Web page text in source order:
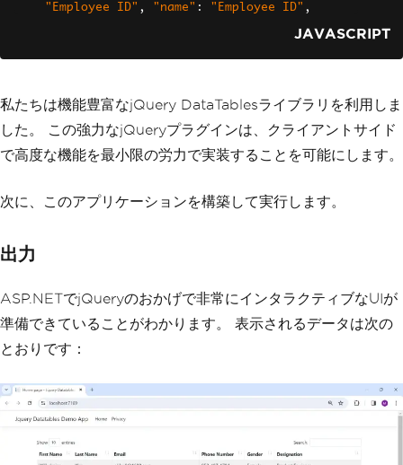
"Employee ID" , "name" : "Employee ID" ,
"ti
tle": "First Name", "name":
"First Nam
le": "Last Name", "name" : "Last Name",
"autoWidth": true
},
e": "Email" , "name": "Email" ,
"autoWid
"data" : "phoneNumber"
"title"
"Phone Number" , "name" :
"Phon
{
"data": "designation" ,
"name"
nation", "autoWidth" : true
}
});
JAVASCRIPT
私たちは機能豊富なjQuery DataTablesライブラリを利用しま
した。 この強力なjQueryプラグインは、クライアントサイド
で高度な機能を最小限の労力で実装することを可能にします。
次に、このアプリケーションを構築して実行します。
出力
ASP.NETでjQueryのおかげで非常にインタラクティブなUIが
準備できていることがわかります。 表示されるデータは次の
とおりです：